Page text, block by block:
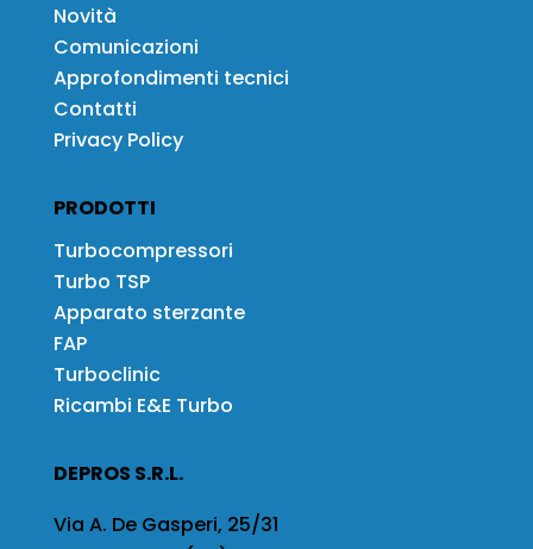
Novità
Comunicazioni
Approfondimenti tecnici
Contatti
Privacy Policy
PRODOTTI
Turbocompressori
Turbo TSP
Apparato sterzante
FAP
Turboclinic
Ricambi E&E Turbo
DEPROS S.R.L.
Via A. De Gasperi, 25/31